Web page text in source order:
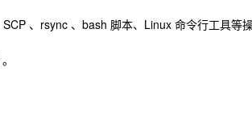
、rsync 、bash 脚本、Linux 命令行工具等